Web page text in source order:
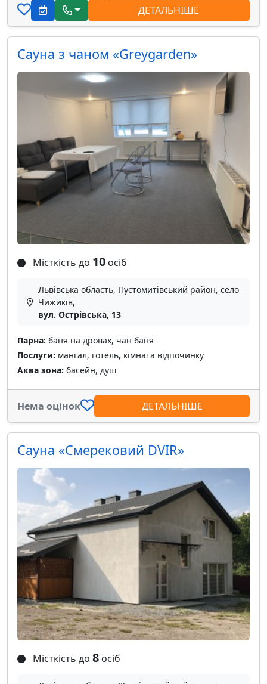
ДЕТАЛЬНІШЕ
Сауна з чаном «Greygarden»
Місткість до 10 осіб
Львівська область, Пустомитівський район, село
Чижиків,
вул. Острівська, 13
Парна: баня на дровах, чан баня
Послуги: мангал, готель, кімната відпочинку
Аква зона: басейн, душ
Нема оцінок ДЕТАЛЬНІШЕ
Сауна «Смерековий DVIR»
Місткість до 8 осіб